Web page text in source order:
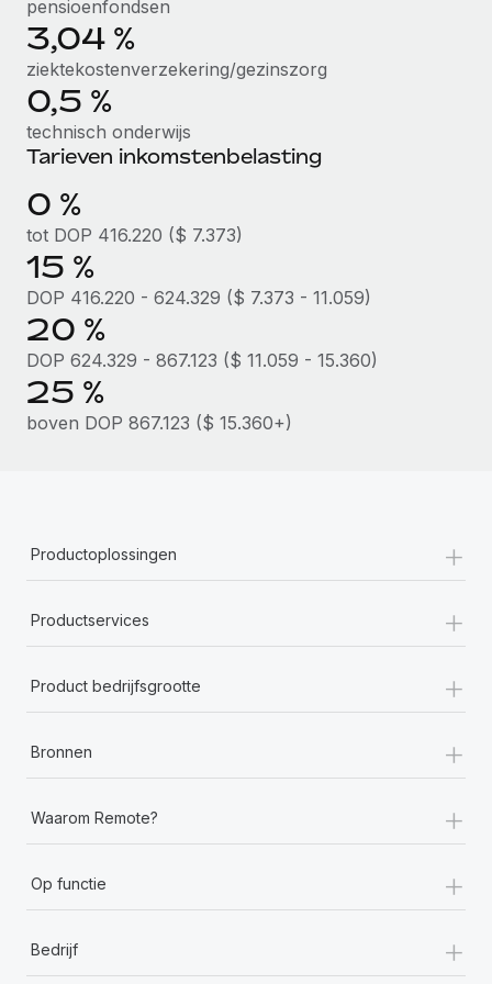
Secundaire arbeidsvoorwaarden
Eenvoudig secundaire arbeidsvoorwaarden
BLOG
Productupdates van Remote: Gusto- en Xero-
integraties en Contractor Management Plus
Het blijft de missie van Remote om alle soorten bedrijven
Meer informatie
Hoe Phiture 55 werknemers in 19 landen
beheert met Remote
Phiture, een toonaangevende leider in de wereldwijde
mobiele groeiadviessector, zet zich sinds 2016...
Meer informatie
pensioenfondsen
3,04 %
ziektekostenverzekering/gezinszorg
0,5 %
technisch onderwijs
Tarieven inkomstenbelasting
0 %
tot DOP 416.220 ($ 7.373)
15 %
DOP 416.220 - 624.329 ($ 7.373 - 11.059)
20 %
DOP 624.329 - 867.123 ($ 11.059 - 15.360)
25 %
boven DOP 867.123 ($ 15.360+)
Productoplossingen +
Productservices +
Product bedrijfsgrootte +
Bronnen +
Waarom Remote? +
Op functie +
Bedrijf +